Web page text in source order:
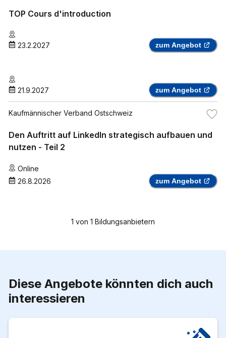
TOP Cours d'introduction
23.2.2027 zum Angebot
21.9.2027 zum Angebot
Kaufmännischer Verband Ostschweiz
Den Auftritt auf LinkedIn strategisch aufbauen und
nutzen - Teil 2
Online
26.8.2026
zum Angebot
1 von 1 Bildungsanbietern
Diese Angebote könnten dich auch
interessieren